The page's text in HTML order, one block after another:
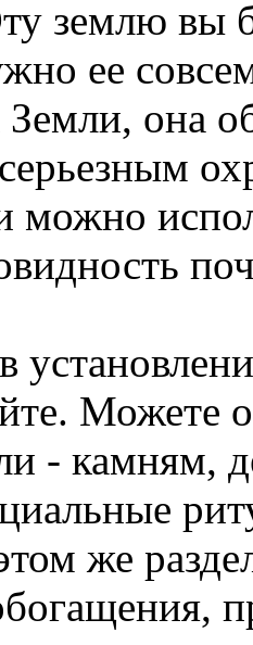
землю вы
ее
Земли, она
можно
Можете
- камням,
же